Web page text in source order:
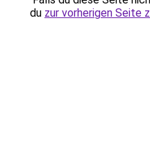
du zur vorherigen Seite